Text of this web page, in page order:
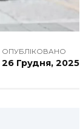
ОПУБЛІКОВАНО
26 Грудня, 2025